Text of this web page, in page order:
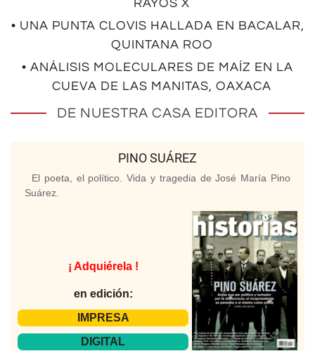
RAYOS X
• UNA PUNTA CLOVIS HALLADA EN BACALAR,
QUINTANA ROO
• ANÁLISIS MOLECULARES DE MAÍZ EN LA
CUEVA DE LAS MANITAS, OAXACA
DE NUESTRA CASA EDITORA
PINO SUÁREZ
El poeta, el político. Vida y tragedia de José María Pino
Suárez.
¡ Adquiérela !
en edición:
IMPRESA
DIGITAL